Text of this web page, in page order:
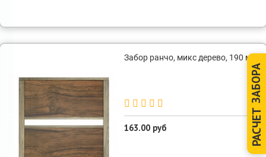
Забор ранчо, микс дерево, 190 мм
163.00 руб РАСЧЕТ
ЗАБОРА